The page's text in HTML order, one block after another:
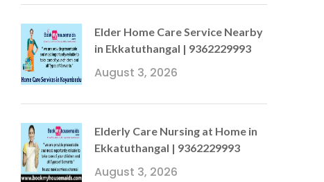
Elder Home Care Service Nearby
in Ekkatuthangal | 9362229993
August 3, 2026
Elderly Care Nursing at Home in
Ekkatuthangal | 9362229993
August 3, 2026